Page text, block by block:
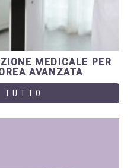
MEDICALE PER
AVANZATA